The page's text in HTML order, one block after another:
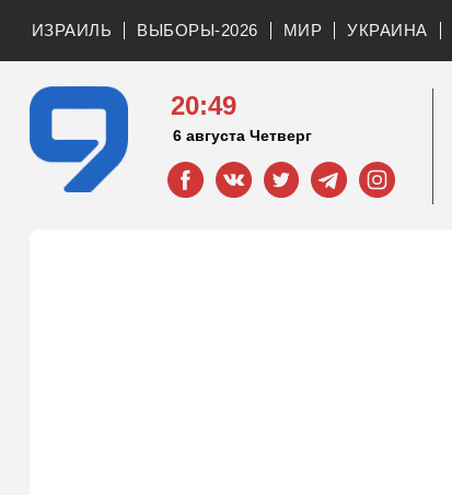
ИЗРАИЛЬ ВЫБОРЫ-2026 МИР УКРАИНА
20:49
6 августа Четверг